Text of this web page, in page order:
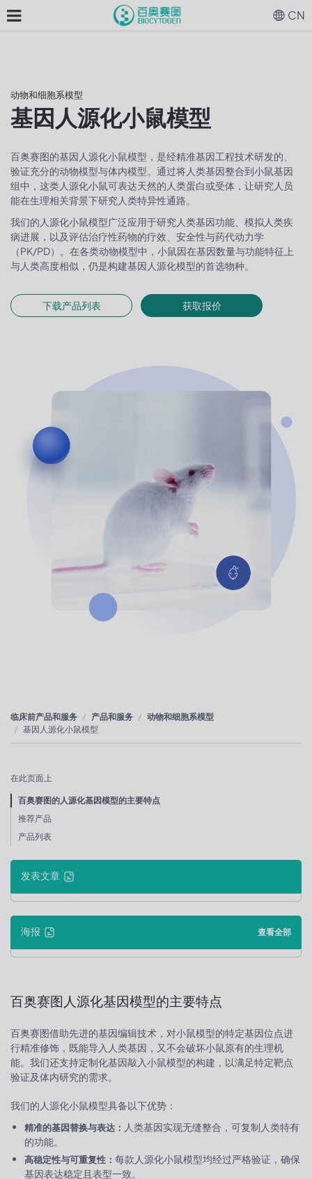
动物和细胞系模型
基因人源化小鼠模型
百奥赛图的基因人源化小鼠模型，是经精准基因工程技术研发的、
验证充分的动物模型与体内模型。通过将人类基因整合到小鼠基因
组中，这类人源化小鼠可表达天然的人类蛋白或受体，让研究人员
能在生理相关背景下研究人类特异性通路。
我们的人源化小鼠模型广泛应用于研究人类基因功能、模拟人类疾
病进展，以及评估治疗性药物的疗效、安全性与药代动力学
（PK/PD）。在各类动物模型中，小鼠因在基因数量与功能特征上
与人类高度相似，仍是构建基因人源化模型的首选物种。
下载产品列表 获取报价
临床前产品和服务 产品和服务
动物和细胞系模型
基因人源化小鼠模型
在此页面上
百奥赛图的人源化基因模型的主要特点
推荐产品
产品列表
发表文章
海报 查看全部
百奥赛图人源化基因模型的主要特点
百奥赛图借助先进的基因编辑技术，对小鼠模型的特定基因位点进
行精准修饰，既能导入人类基因，又不会破坏小鼠原有的生理机
能。我们还支持定制化基因敲入小鼠模型的构建，以满足特定靶点
验证及体内研究的需求。
我们的人源化小鼠模型具备以下优势：
精准的基因替换与表达： 人类基因实现无缝整合，可复制人类特有
的功能。
高稳定性与可重复性： 每款人源化小鼠模型均经过严格验证，确保
基因表达稳定且表型一致。
CN